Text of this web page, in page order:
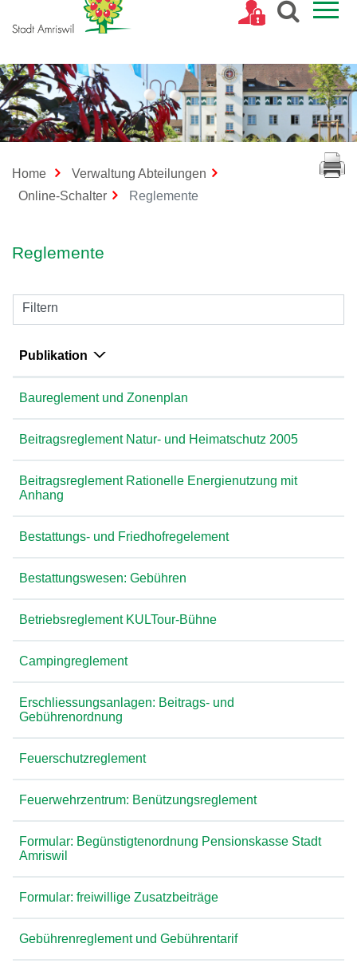
Home
Verwaltung Abteilungen
Online-Schalter
Reglemente(ausgewählt)
Inhalt
Reglemente
Filtern
Publikation
Baureglement und Zonenplan
Beitragsreglement Natur- und Heimatschutz 2005
Beitragsreglement Rationelle Energienutzung mit
Anhang
Bestattungs- und Friedhofregelement
Bestattungswesen: Gebühren
Betriebsreglement KULTour-Bühne
Campingreglement
Erschliessungsanlagen: Beitrags- und
Gebührenordnung
Feuerschutzreglement
Feuerwehrzentrum: Benützungsreglement
Formular: Begünstigtenordnung Pensionskasse Stadt
Amriswil
Formular: freiwillige Zusatzbeiträge
Gebührenreglement und Gebührentarif